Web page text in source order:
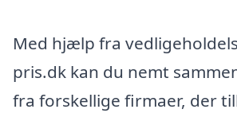
Med hjælp fra
pris.dk kan du nemt
fra forskellige firmaer, der